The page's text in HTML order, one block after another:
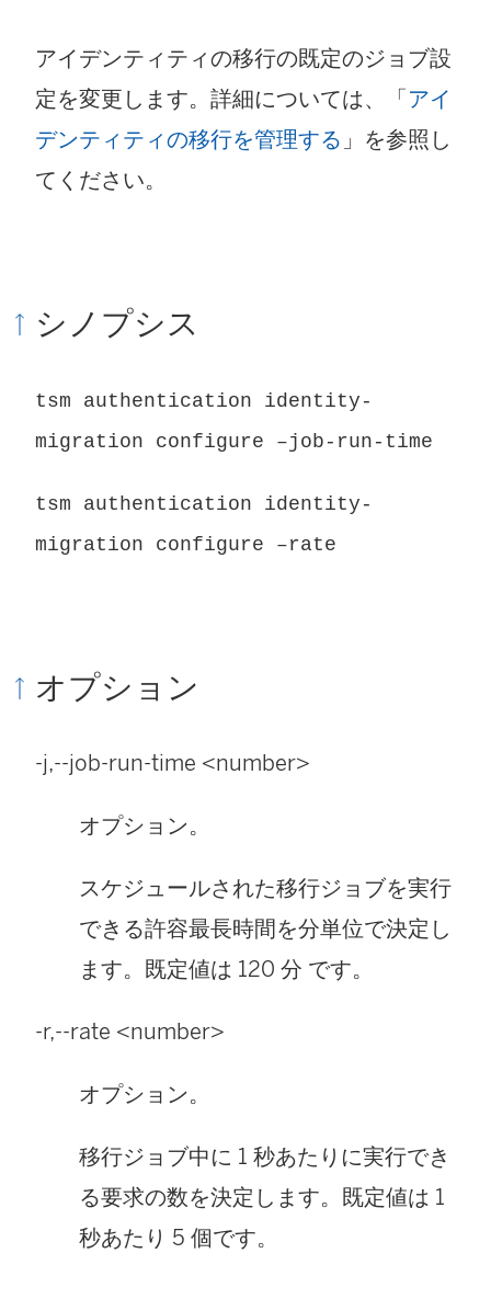
アイデンティティの移行の既定のジョブ設
定を変更します。詳細については、「アイ
デンティティの移行を管理する 」を参照し
てください。
シノプシス
tsm authentication identity-
migration configure –job-run-time
tsm authentication identity-
migration configure –rate
オプション
-j,--job-run-time <number>
オプション。
スケジュールされた移行ジョブを実行
できる許容最長時間を分単位で決定し
ます。既定値は 120 分 です。
-r,--rate <number>
オプション。
移行ジョブ中に 1 秒あたりに実行でき
る要求の数を決定します。既定値は 1
秒あたり 5 個です。